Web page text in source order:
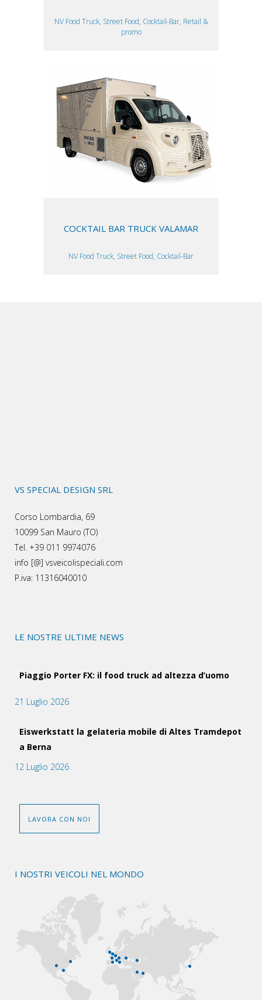
NV Food Truck, Street Food, Cocktail-Bar, Retail &
promo
COCKTAIL BAR TRUCK VALAMAR
NV Food Truck, Street Food, Cocktail-Bar
VS SPECIAL DESIGN SRL
Corso Lombardia, 69
10099 San Mauro (TO)
Tel. +39 011 9974076
info [@] vsveicolispeciali.com
P.iva: 11316040010
LE NOSTRE ULTIME NEWS
Piaggio Porter FX: il food truck ad altezza d’uomo
21 Luglio 2026
Eiswerkstatt la gelateria mobile di Altes Tramdepot
a Berna
12 Luglio 2026
LAVORA CON NOI
I NOSTRI VEICOLI NEL MONDO